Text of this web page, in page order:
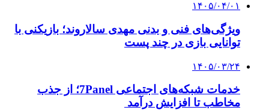
۱۴۰۵/۰۴/۰۱
ویژگی‌های فنی و بدنی مهدی سالاروند؛ بازیکنی با
توانایی بازی در چند پست
۱۴۰۵/۰۳/۲۴
خدمات شبکه‌های اجتماعی 7Panel؛ از جذب
مخاطب تا افزایش درآمد